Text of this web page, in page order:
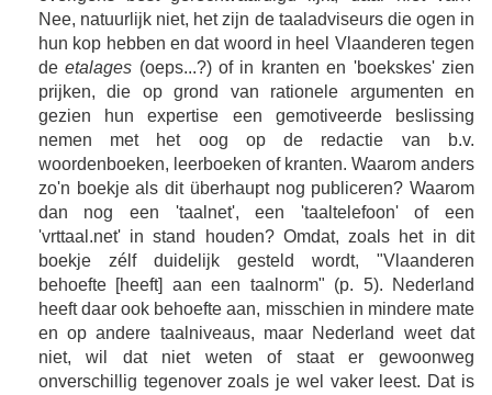
Nee, natuurlijk niet, het zijn de taaladviseurs die ogen in
hun kop hebben en dat woord in heel Vlaanderen tegen
deetalages (oeps...?) of in kranten en 'boekskes' zien
prijken, die op grond van rationele argumenten en
gezien hun expertise een gemotiveerde beslissing
nemen met het oog op de redactie van b.v.
woordenboeken, leerboeken of kranten. Waarom anders
zo'n boekje als dit überhaupt nog publiceren? Waarom
dan nog een 'taalnet', een 'taaltelefoon' of een
'vrttaal.net' in stand houden? Omdat, zoals het in dit
boekje zélf duidelijk gesteld wordt, "Vlaanderen
behoefte [heeft] aan een taalnorm" (p. 5). Nederland
heeft daar ook behoefte aan, misschien in mindere mate
en op andere taalniveaus, maar Nederland weet dat
niet, wil dat niet weten of staat er gewoonweg
onverschillig tegenover zoals je wel vaker leest. Dat is